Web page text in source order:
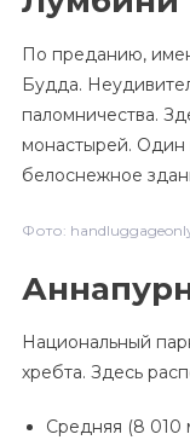
По преданию,
Будда.
паломничества.
монастырей. Один
белоснежное
Фото:
Национальный
хребта. Здесь
Средняя (8 010